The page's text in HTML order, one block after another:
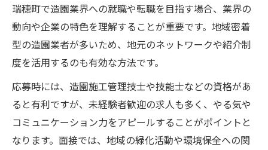
瑞穂町で造園業界への就職や転職を目指す場合、業界の
動向や企業の特色を理解することが重要です。地域密着
型の造園業者が多いため、地元のネットワークや紹介制
度を活用するのも有効な方法です。
応募時には、造園施工管理技士や技能士などの資格があ
ると有利ですが、未経験者歓迎の求人も多く、やる気や
コミュニケーション力をアピールすることがポイントと
なります。面接では、地域の緑化活動や環境保全への関